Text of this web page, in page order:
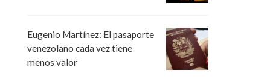
Eugenio Martínez: El pasaporte
venezolano cada vez tiene
menos valor